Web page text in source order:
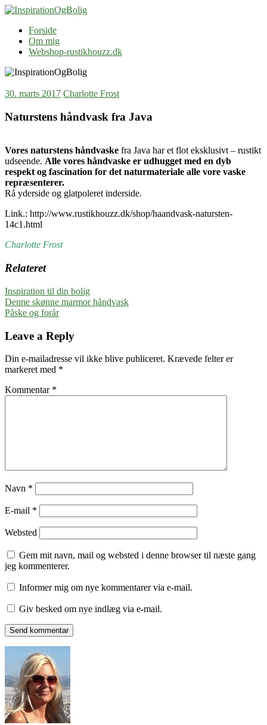
Skip
content
InspirationOgBolig
Blog
Forside
Om mig
Webshop-rustikhouzz.dk
30. marts 2017 Charlotte Frost
Naturstens håndvask fra Java
Vores naturstens håndvaske fra Java har et flot eksklusivt – rustikt
udseende. Alle vores håndvaske er udhugget med en dyb
respekt og fascination for det naturmateriale alle vore vaske
repræsenterer.
Rå yderside og glatpoleret inderside.
Link.: http://www.rustikhouzz.dk/shop/haandvask-natursten-
14c1.html
Charlotte Frost
Relateret
Inspiration til din bolig
Indlægsnavigation
Previous
Post:
Denne skønne marmor håndvask
Next
Påske og forår
Leave a Reply
Din e-mailadresse vil ikke blive publiceret. Krævede felter er
markeret med *
Kommentar *
Navn *
E-mail *
Websted
Gem mit navn, mail og websted i denne browser til næste gang
jeg kommenterer.
Informer mig om nye kommentarer via e-mail.
Giv besked om nye indlæg via e-mail.